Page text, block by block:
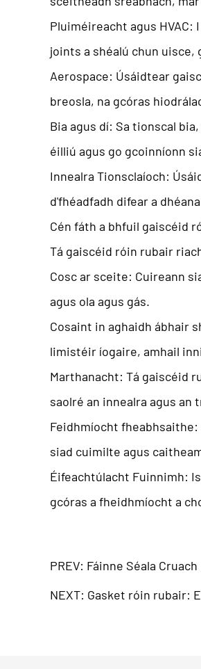
Pluiméireacht agus
joints a shéalú chun uisce,
Aerospace: Úsáidtear
breosla, na gcóras
Bia agus dí: Sa tionscal
éilliú agus go gcoinníonn
Innealra Tionsclaíoch:
d'fhéadfadh difear a
Cén fáth a bhfuil gaiscéid
Tá gaiscéid róin rubair
Cosc ar sceite: Cuireann
agus ola agus gás.
Cosaint in aghaidh ábhair
limistéir íogaire, amhail
Marthanacht: Tá gaiscéid
saolré an innealra agus an
Feidhmíocht
siad cuimilte agus
Éifeachtúlacht Fuinnimh:
gcóras a fheidhmíocht a
PREV: Fáinne Séala
NEXT: Gasket róin rubair: